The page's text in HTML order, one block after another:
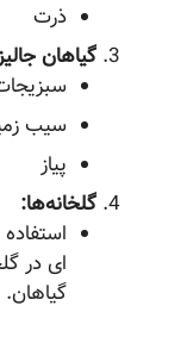
ذرت
گیاهان جالیزی:
سبزیجات
سیب زمینی
پیاز
گلخانه‌ها:
استفاده از
ای در
گیاهان.